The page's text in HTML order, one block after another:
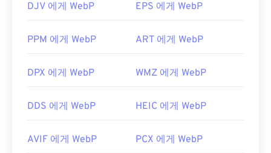
그인을 설치해야 합니다.
유용한 링크:
관련 WebP 도구:
사용하세요.
DJV 에게 WebP EPS 에게 WebP
PPM 에게 WebP ART 에게 WebP
DPX 에게 WebP WMZ 에게 WebP
DDS 에게 WebP HEIC 에게 WebP
AVIF 에게 WebP PCX 에게 WebP